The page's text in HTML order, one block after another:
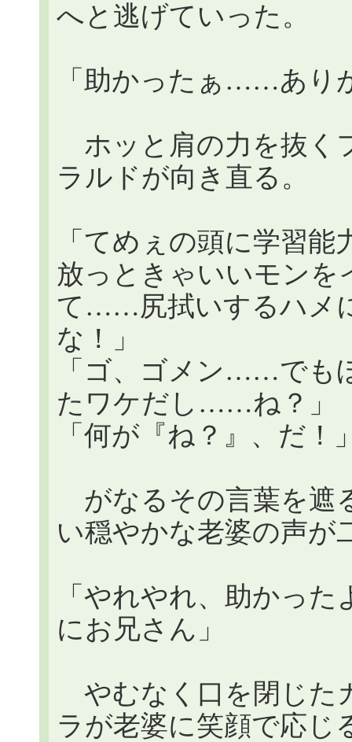
へと逃げていった。
「助かったぁ……あり
ホッと肩の力を抜く
ラルドが向き直る。
「てめぇの頭に学習
放っときゃいいモンを
て……尻拭いするハメ
な！」
「ゴ、ゴメン……でも
たワケだし……ね？」
「何が『ね？』、だ！
がなるその言葉を遮
い穏やかな老婆の声が
「やれやれ、助かっ
にお兄さん」
やむなく口を閉じた
ラが老婆に笑顔で応じ